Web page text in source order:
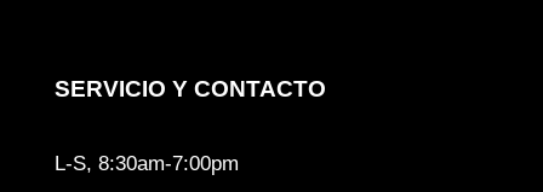
SERVICIO Y CONTACTO
L-S, 8:30am-7:00pm